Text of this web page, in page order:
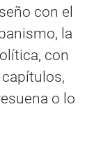
con el
la
con
o lo